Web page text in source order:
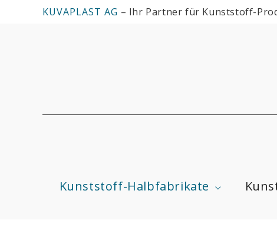
KUVAPLAST AG – Ihr Partner für Kunststoff-
Kunststoff-Halbfabrikate